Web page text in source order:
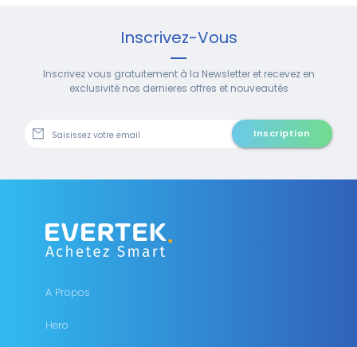
Inscrivez-Vous
Inscrivez vous gratuitement à la Newsletter et recevez en
exclusivité nos dernieres offres et nouveautés
Inscription
A Propos
Hero